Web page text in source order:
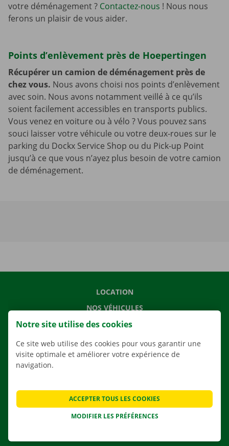
votre déménagement ? Contactez-nous ! Nous nous
ferons un plaisir de vous aider.
Points d’enlèvement près de Hoepertingen
Récupérer un camion de déménagement près de
chez vous. Nous avons choisi nos points d’enlèvement
avec soin. Nous avons notamment veillé à ce qu’ils
soient facilement accessibles en transports publics.
Vous venez en voiture ou à vélo ? Vous pouvez sans
souci laisser votre véhicule ou votre deux-roues sur le
parking du Dockx Service Shop ou du Pick-up Point
jusqu’à ce que vous n’ayez plus besoin de votre camion
de déménagement.
LOCATION
NOS VÉHICULES
NOS SERVICES
AGENCES
APPLI
CONTACTEZ NOUS
Notre site utilise des cookies
Ce site web utilise des cookies pour vous garantir une
visite optimale et améliorer votre expérience de
navigation.
MODIFIER LES PRÉFÉRENCES
ACCEPTER TOUS LES COOKIES